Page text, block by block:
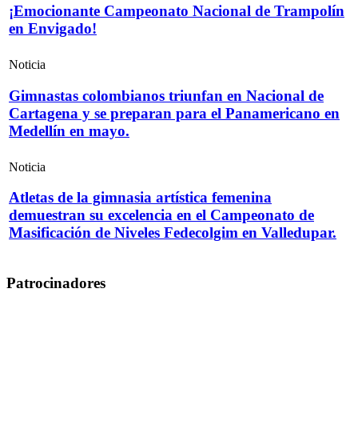
¡Emocionante Campeonato Nacional de Trampolín
en Envigado!
Noticia
Gimnastas colombianos triunfan en Nacional de
Cartagena y se preparan para el Panamericano en
Medellín en mayo.
Noticia
Atletas de la gimnasia artística femenina
demuestran su excelencia en el Campeonato de
Masificación de Niveles Fedecolgim en Valledupar.
Patrocinadores